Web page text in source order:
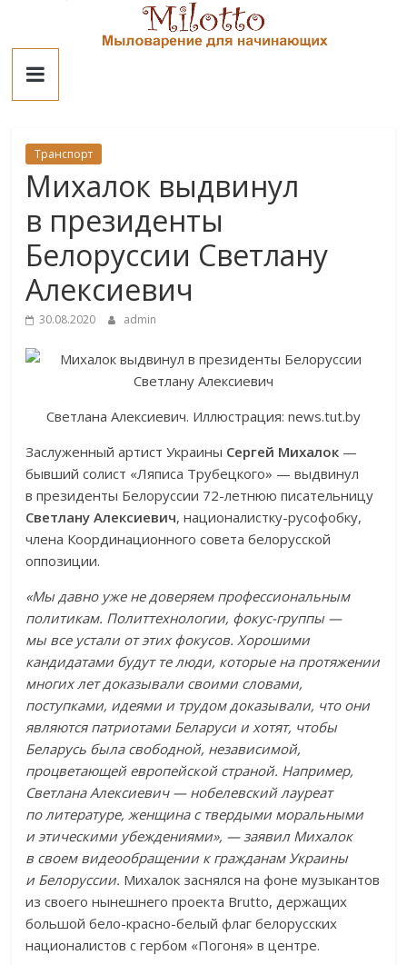
contentМилотто
Транспорт
Михалок выдвинул
в президенты
Белоруссии Светлану
Алексиевич
30.08.2020 admin
Светлана Алексиевич. Иллюстрация: news.tut.by
Заслуженный артист Украины Сергей Михалок —
бывший солист «Ляписа Трубецкого» — выдвинул
в президенты Белоруссии 72-летнюю писательницу
Светлану Алексиевич, националистку-русофобку,
члена Координационного совета белорусской
оппозиции.
«Мы давно уже не доверяем профессиональным
политикам. Политтехнологии, фокус-группы —
мы все устали от этих фокусов. Хорошими
кандидатами будут те люди, которые на протяжении
многих лет доказывали своими словами,
поступками, идеями и трудом доказывали, что они
являются патриотами Беларуси и хотят, чтобы
Беларусь была свободной, независимой,
процветающей европейской страной. Например,
Светлана Алексиевич — нобелевский лауреат
по литературе, женщина с твердыми моральными
и этическими убеждениями», — заявил Михалок
в своем видеообращении к гражданам Украины
и Белоруссии. Михалок заснялся на фоне музыкантов
из своего нынешнего проекта Brutto, держащих
большой бело-красно-белый флаг белорусских
националистов с гербом «Погоня» в центре.